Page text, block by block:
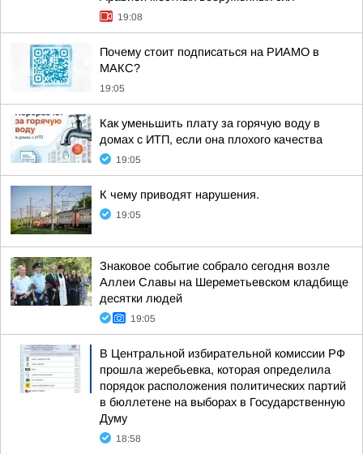
19:08
Почему стоит подписаться на РИАМО в
МАКС?
19:05
Как уменьшить плату за горячую воду в
домах с ИТП, если она плохого качества
19:05
К чему приводят нарушения.
19:05
Знаковое событие собрало сегодня возле
Аллеи Славы на Шереметьевском кладбище
десятки людей
19:05
В Центральной избирательной комиссии РФ
прошла жеребьевка, которая определила
порядок расположения политических партий
в бюллетене на выборах в Государственную
Думу
18:58